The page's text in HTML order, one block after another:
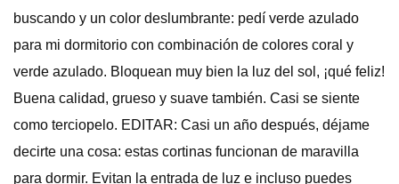
buscando y un color deslumbrante: pedí verde azulado
para mi dormitorio con combinación de colores coral y
verde azulado. Bloquean muy bien la luz del sol, ¡qué feliz!
Buena calidad, grueso y suave también. Casi se siente
como terciopelo. EDITAR: Casi un año después, déjame
decirte una cosa: estas cortinas funcionan de maravilla
para dormir. Evitan la entrada de luz e incluso puedes